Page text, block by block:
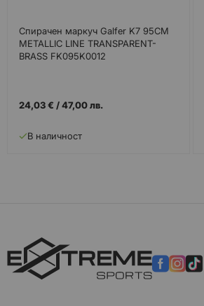
Спирачен маркуч Galfer K7 95CM
METALLIC LINE TRANSPARENT-
BRASS FK095K0012
24,03 € /47,00 лв.
В наличност